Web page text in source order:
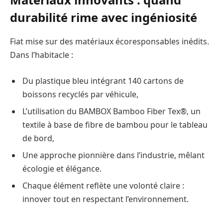
durabilité rime avec ingéniosité
Fiat mise sur des matériaux écoresponsables inédits.
Dans l’habitacle :
Du plastique bleu intégrant 140 cartons de
boissons recyclés par véhicule,
L’utilisation du BAMBOX Bamboo Fiber Tex®, un
textile à base de fibre de bambou pour le tableau
de bord,
Une approche pionnière dans l’industrie, mêlant
écologie et élégance.
Chaque élément reflète une volonté claire :
innover tout en respectant l’environnement.